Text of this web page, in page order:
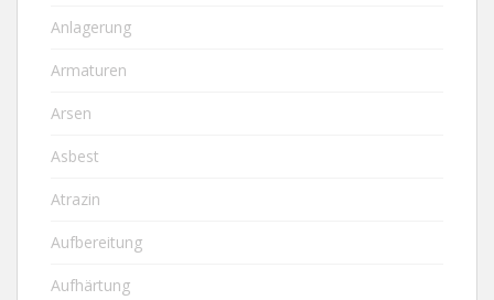
Anlagerung
Armaturen
Arsen
Asbest
Atrazin
Aufbereitung
Aufhärtung